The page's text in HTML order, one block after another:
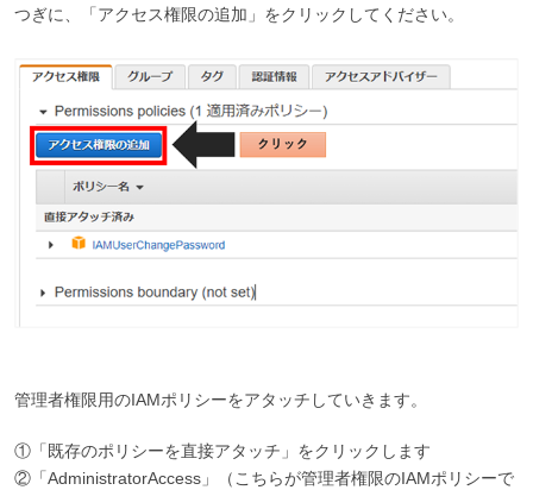
つぎに、「アクセス権限の追加」をクリックしてください。
管理者権限用のIAMポリシーをアタッチしていきます。
①「既存のポリシーを直接アタッチ」をクリックします
②「AdministratorAccess」（こちらが管理者権限のIAMポリシーで